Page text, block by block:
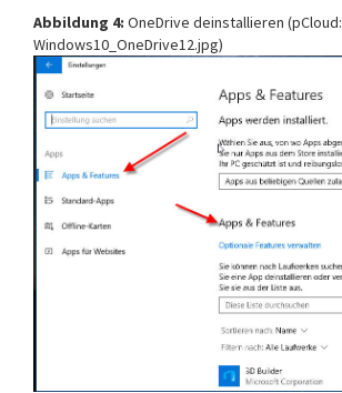
Abbildung 4: OneDrive deinstallieren (pCloud:
Windows10_OneDrive12.jpg)